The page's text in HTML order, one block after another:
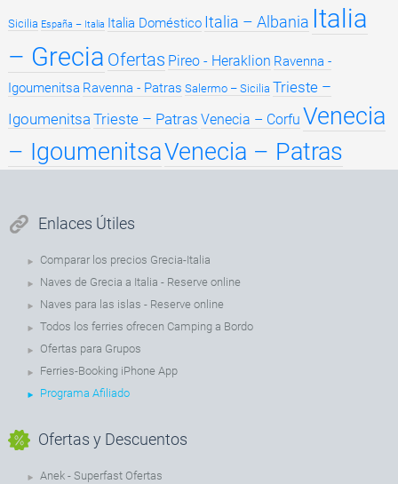
Sicilia España – Italia Italia Doméstico Italia – Albania Italia
– Grecia Ofertas Pireo - Heraklion Ravenna -
Igoumenitsa Ravenna - Patras Salermo – Sicilia Trieste –
Igoumenitsa Trieste – Patras Venecia – Corfu Venecia
– IgoumenitsaVenecia – Patras
Enlaces Útiles
Comparar los precios Grecia-Italia
Naves de Grecia a Italia - Reserve online
Naves para las islas - Reserve online
Todos los ferries ofrecen Camping a Bordo
Ofertas para Grupos
Ferries-Booking iPhone App
Programa Afiliado
Ofertas y Descuentos
Anek - Superfast Ofertas